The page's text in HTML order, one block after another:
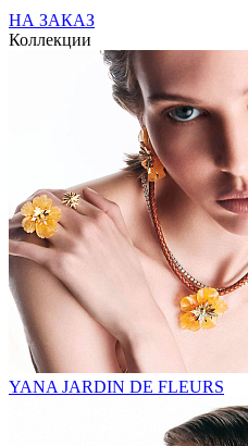
НА ЗАКАЗ
Коллекции
YANA JARDIN DE FLEURS